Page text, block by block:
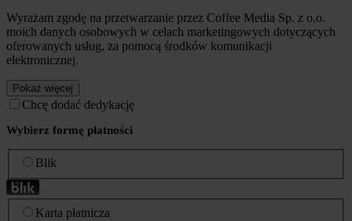
Wyrażam zgodę na przetwarzanie przez Coffee Media Sp. z o.o.
moich danych osobowych w celach marketingowych dotyczących
oferowanych usług, za pomocą środków komunikacji
elektronicznej.
Pokaż więcej
Chcę dodać dedykację
Wybierz formę płatności
Blik
Karta płatnicza